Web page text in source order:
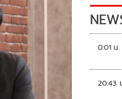
0:01 น.
20:43